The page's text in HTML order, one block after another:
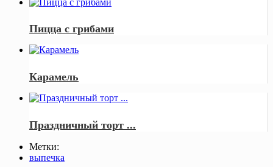
Пицца с грибами
Карамель
Праздничный торт ...
Метки:
выпечка